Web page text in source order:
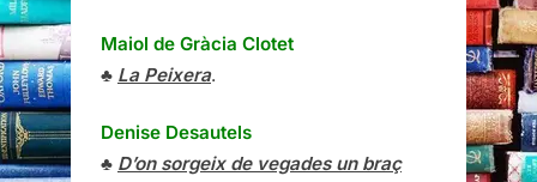
Maiol de Gràcia Clotet
♣ La Peixera.
Denise Desautels
♣ D’on sorgeix de vegades un braç